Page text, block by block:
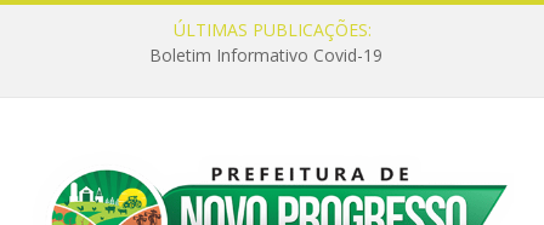
ÚLTIMAS PUBLICAÇÕES:
Boletim Informativo Covid-19